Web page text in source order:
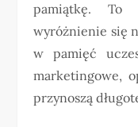
pamiątkę. To
wyróżnienie się
w pamięć
marketingowe,
przynoszą